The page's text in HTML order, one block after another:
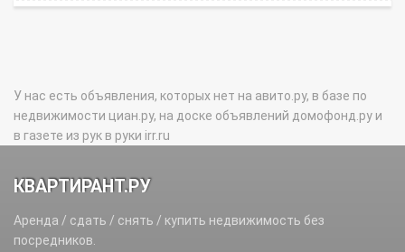
У нас есть объявления, которых нет на авито.ру, в базе по
недвижимости циан.ру, на доске объявлений домофонд.ру и
в газете из рук в руки irr.ru
КВАРТИРАНТ.РУ
Аренда / сдать / снять / купить недвижимость без
посредников.